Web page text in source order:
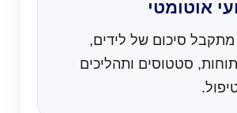
אוטומטי
סיכום של לידים,
סטטוסים ותהליכים